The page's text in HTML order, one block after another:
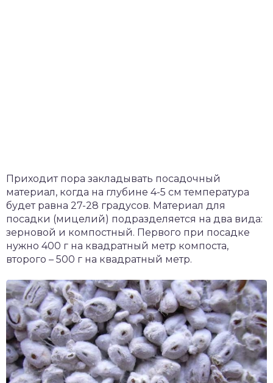
Приходит пора закладывать посадочный
материал, когда на глубине 4-5 см температура
будет равна 27-28 градусов. Материал для
посадки (мицелий) подразделяется на два вида:
зерновой и компостный. Первого при посадке
нужно 400 г на квадратный метр компоста,
второго – 500 г на квадратный метр.